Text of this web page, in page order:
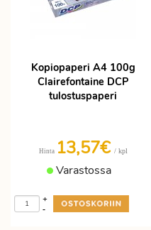
Kopiopaperi A4 100g
Clairefontaine DCP
tulostuspaperi
Hinta 13,57€ / kpl
Varastossa
-
+